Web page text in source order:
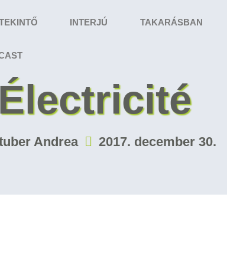
INTERJÚ TAKARÁSBAN
Électricité
Andrea 2017. december 30.